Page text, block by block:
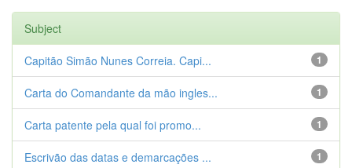
Subject
1
Capitão Simão Nunes Correia. Capi...
1
Carta do Comandante da mão ingles...
1
Carta patente pela qual foi promo...
1
Escrivão das datas e demarcações ...